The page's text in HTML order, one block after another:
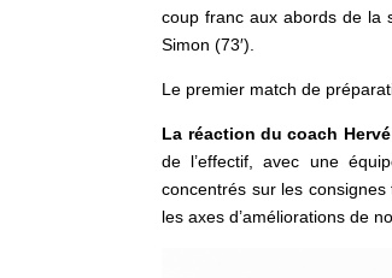
coup franc aux abords de la
Simon (73′).
Le premier match de
La réaction du coach
de l’effectif, avec une
concentrés sur les
les axes d’améliorations de